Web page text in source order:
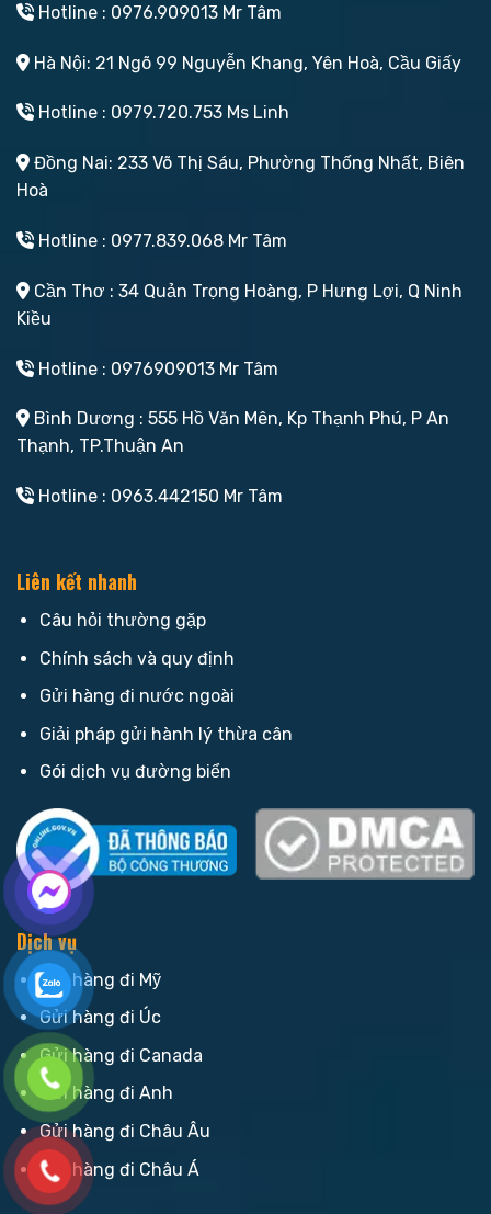
Hotline : 0976.909013 Mr Tâm
Hà Nội: 21 Ngõ 99 Nguyễn Khang, Yên Hoà, Cầu Giấy
Hotline : 0979.720.753 Ms Linh
Đồng Nai: 233 Võ Thị Sáu, Phường Thống Nhất, Biên
Hoà
Hotline : 0977.839.068 Mr Tâm
Cần Thơ : 34 Quản Trọng Hoàng, P Hưng Lợi, Q Ninh
Kiều
Hotline : 0976909013 Mr Tâm
Bình Dương : 555 Hồ Văn Mên, Kp Thạnh Phú, P An
Thạnh, TP.Thuận An
Hotline : 0963.442150 Mr Tâm
Liên kết nhanh
Câu hỏi thường gặp
Chính sách và quy định
Gửi hàng đi nước ngoài
Giải pháp gửi hành lý thừa cân
Gói dịch vụ đường biển
Dịch vụ
Gửi hàng đi Mỹ
Gửi hàng đi Úc
Gửi hàng đi Canada
Gửi hàng đi Anh
Gửi hàng đi Châu Âu
Gửi hàng đi Châu Á